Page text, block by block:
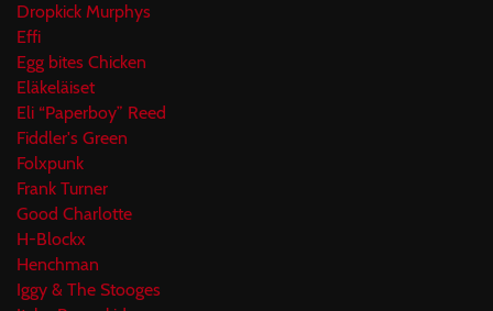
Dropkick Murphys
Effi
Egg bites Chicken
Eläkeläiset
Eli “Paperboy” Reed
Fiddler's Green
Folxpunk
Frank Turner
Good Charlotte
H-Blockx
Henchman
Iggy & The Stooges